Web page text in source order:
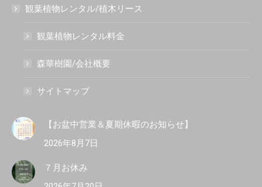
観葉植物レンタル/植木リース
観葉植物レンタル料金
森華樹園/会社概要
サイトマップ
【お盆中営業＆夏期休暇のお知らせ】
2026年8月7日
７月お休み